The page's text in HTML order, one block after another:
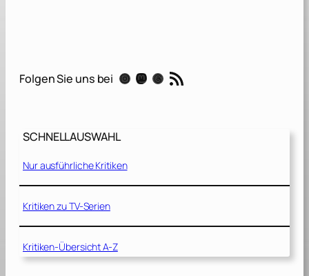
h
D
v
i
l
0
2
Folgen Sie uns bei Instagram Mastodon Threads RSS-Feed
SCHNELLAUSWAHL
Nur ausführliche Kritiken
Kritiken zu TV-Serien
Kritiken-Übersicht A-Z